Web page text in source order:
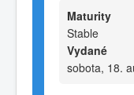
Maturity
Stable
Vydané
sobota, 18.